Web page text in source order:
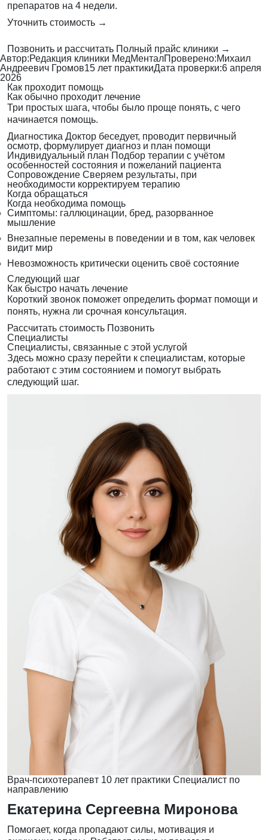
препаратов на 4 недели.
Уточнить стоимость →
Позвонить и рассчитать Полный прайс клиники →
Автор:Редакция клиники МедМенталПроверено:Михаил
Андреевич Громов15 лет практикиДата проверки:6 апреля
2026
Как проходит помощь
Как обычно проходит лечение
Три простых шага, чтобы было проще понять, с чего
начинается помощь.
Диагностика Доктор беседует, проводит первичный
осмотр, формулирует диагноз и план помощи
Индивидуальный план Подбор терапии с учётом
особенностей состояния и пожеланий пациента
Сопровождение Сверяем результаты, при
необходимости корректируем терапию
Когда обращаться
Когда необходима помощь
Симптомы: галлюцинации, бред, разорванное
мышление
Внезапные перемены в поведении и в том, как человек
видит мир
Невозможность критически оценить своё состояние
Следующий шаг
Как быстро начать лечение
Короткий звонок поможет определить формат помощи и
понять, нужна ли срочная консультация.
Рассчитать стоимость Позвонить
Специалисты
Специалисты, связанные с этой услугой
Здесь можно сразу перейти к специалистам, которые
работают с этим состоянием и помогут выбрать
следующий шаг.
Врач-психотерапевт 10 лет практики Специалист по
направлению
Екатерина Сергеевна Миронова
Помогает, когда пропадают силы, мотивация и